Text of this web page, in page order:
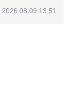
2026.08.09 13:51